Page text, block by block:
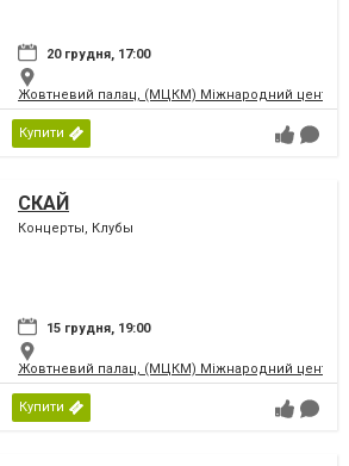
20 грудня, 17:00
Жовтневий палац, (МЦКМ) Міжнародний центр
Купити
СКАЙ
Концерты, Клубы
15 грудня, 19:00
Жовтневий палац, (МЦКМ) Міжнародний центр
Купити